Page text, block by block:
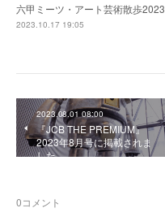
六甲ミーツ・アート芸術散歩2023
2023.10.17 19:05
2023.08.01 08:00
『JCB THE PREMIUM』
2023年8月号に掲載されま
した。
0コメント